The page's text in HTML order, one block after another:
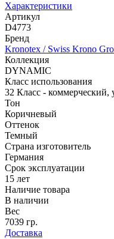
Характеристики
Артикул
D4773
Бренд
Kronotex / Swiss Krono
Коллекция
DYNAMIC
Класс использования
32 Класс - коммерческий,
Тон
Коричневый
Оттенок
Темный
Страна изготовитель
Германия
Срок эксплуатации
15 лет
Наличие товара
В наличии
Вес
7039 гр.
Доставка